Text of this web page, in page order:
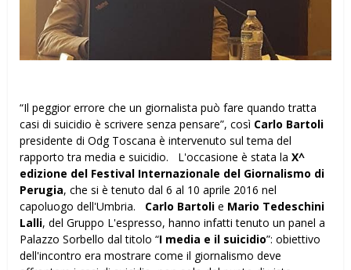
“Il peggior errore che un giornalista può fare quando tratta
casi di suicidio è scrivere senza pensare”, così Carlo Bartoli
presidente di Odg Toscana è intervenuto sul tema del
rapporto tra media e suicidio. L'occasione è stata la X^
edizione del Festival Internazionale del Giornalismo di
Perugia, che si è tenuto dal 6 al 10 aprile 2016 nel
capoluogo dell'Umbria. Carlo Bartoli e Mario Tedeschini
Lalli, del Gruppo L'espresso, hanno infatti tenuto un panel a
Palazzo Sorbello dal titolo “I media e il suicidio”: obiettivo
dell'incontro era mostrare come il giornalismo deve